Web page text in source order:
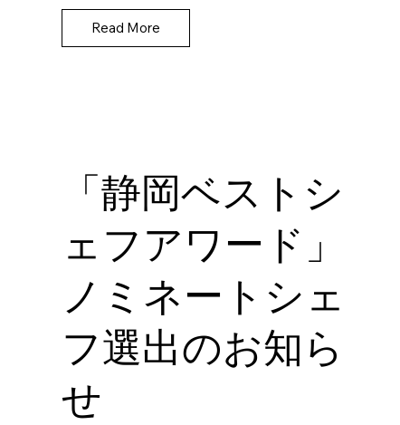
Read More
「静岡ベストシ
ェフアワード」
ノミネートシェ
フ選出のお知ら
せ